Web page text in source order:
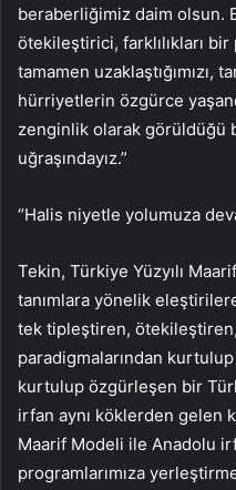
beraberliğimiz daim olsun.
ötekileştirici, farklılıkları
tamamen uzaklaştığımızı,
hürriyetlerin özgürce
zenginlik olarak görüldüğü
uğraşındayız.”
“Halis niyetle yolumuza
Tekin, Türkiye Yüzyılı
tanımlara yönelik
tek tipleştiren, ötekileştiren,
paradigmalarından
kurtulup özgürleşen bir
irfan aynı köklerden gelen
Maarif Modeli ile Anadolu
programlarımıza